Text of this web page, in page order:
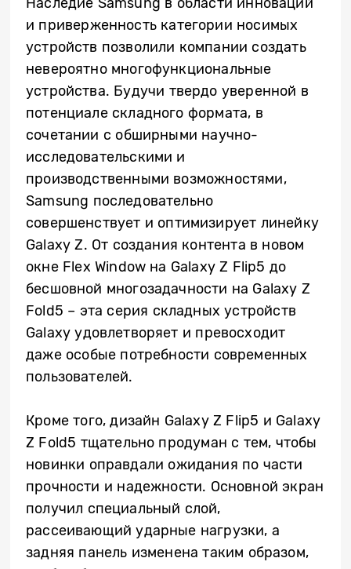
и приверженность категории носимых
устройств позволили компании создать
невероятно многофункциональные
устройства. Будучи твердо уверенной в
потенциале складного формата, в
сочетании с обширными научно-
исследовательскими и
производственными возможностями,
Samsung последовательно
совершенствует и оптимизирует линейку
Galaxy Z. От создания контента в новом
окне Flex Window на Galaxy Z Flip5 до
бесшовной многозадачности на Galaxy Z
Fold5 – эта серия складных устройств
Galaxy удовлетворяет и превосходит
даже особые потребности современных
пользователей.
Кроме того, дизайн Galaxy Z Flip5 и Galaxy
Z Fold5 тщательно продуман с тем, чтобы
новинки оправдали ожидания по части
прочности и надежности. Основной экран
получил специальный слой,
рассеивающий ударные нагрузки, а
задняя панель изменена таким образом,